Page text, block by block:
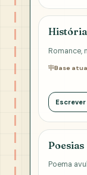
História
Romance,
Base
Poesias
Poema